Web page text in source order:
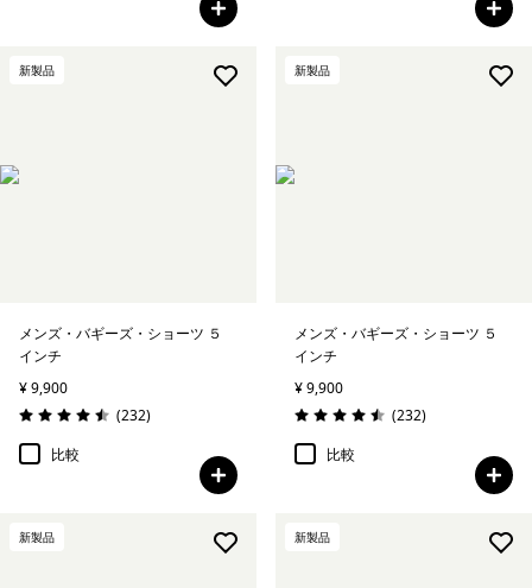
新製品
メンズ・バギーズ・ショーツ ５
インチ
¥ 9,900
評価: 4.5 / 5
(232レビュー
)
比較
新製品
メンズ・バギーズ・ショーツ ５
インチ
¥ 9,900
評価: 4.5 / 5
(232レビュー
)
比較
新製品 新製品